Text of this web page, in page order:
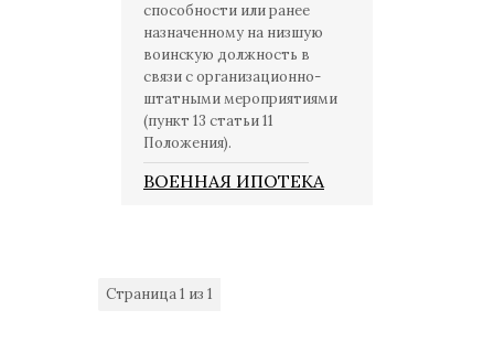
способности или ранее
назначенному на низшую
воинскую должность в
связи с организационно-
штатными мероприятиями
(пункт 13 статьи 11
Положения).
ВОЕННАЯ ИПОТЕКА
Страница1 из 1